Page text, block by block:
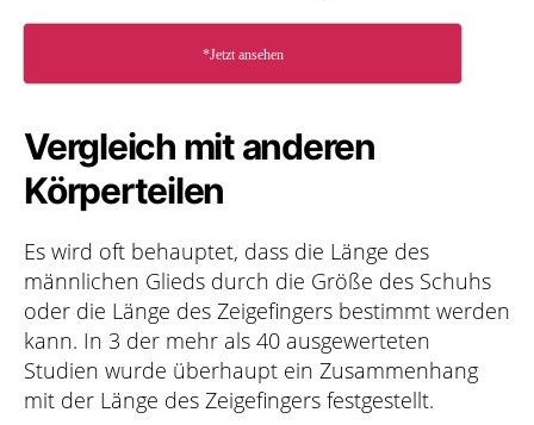
*Jetzt ansehen
Vergleich mit anderen
Körperteilen
Es wird oft behauptet, dass die Länge des
männlichen Glieds durch die Größe des Schuhs
oder die Länge des Zeigefingers bestimmt werden
kann. In 3 der mehr als 40 ausgewerteten
Studien wurde überhaupt ein Zusammenhang
mit der Länge des Zeigefingers festgestellt.